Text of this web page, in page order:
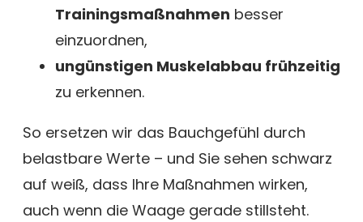
Trainingsmaßnahmen besser
einzuordnen,
ungünstigen Muskelabbau frühzeitig
zu erkennen.
So ersetzen wir das Bauchgefühl durch
belastbare Werte – und Sie sehen schwarz
auf weiß, dass Ihre Maßnahmen wirken,
auch wenn die Waage gerade stillsteht.